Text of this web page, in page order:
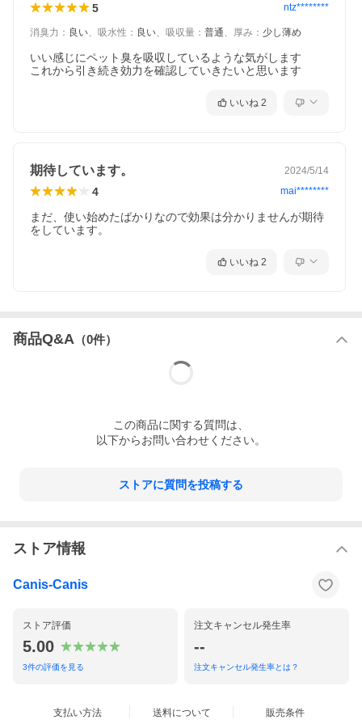
・靴の中・トイレ・車の中・マットレス下・・・
など
「CPを置くようになってから臭いがすることを忘
「芳香剤でごまかす事がなくなった」など・・・
5 ntz********
消臭力 ： 良い、 吸水性 ： 良い、 吸収量 ： 普通、 厚み ： 少し薄め
いい感じにペット臭を吸収しているような気がします
これから引き続き効力を確認していきたいと思います
いいね 2
期待しています。 2024/5/14
4 mai********
まだ、使い始めたばかりなので効果は分かりませんが期待
をしています。
いいね 2
商品Q&A （0件）
この商品に関する質問は、
以下からお問い合わせください。
ストアに質問を投稿する
ストア情報
Canis-Canis
ストア評価
5.00
3件の評価を見る
注文キャンセル発生率
--
注文キャンセル発生率とは？
支払い方法 送料について 販売条件